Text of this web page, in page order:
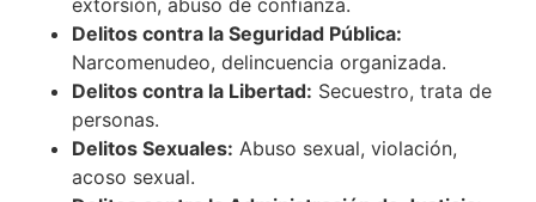
Delitos contra la Seguridad Pública:
Narcomenudeo, delincuencia organizada.
Delitos contra la Libertad: Secuestro, trata de
personas.
Delitos Sexuales: Abuso sexual, violación,
acoso sexual.